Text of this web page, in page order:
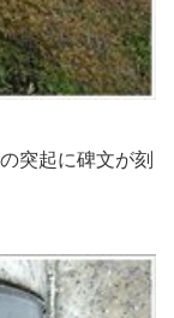
突起に碑文が刻